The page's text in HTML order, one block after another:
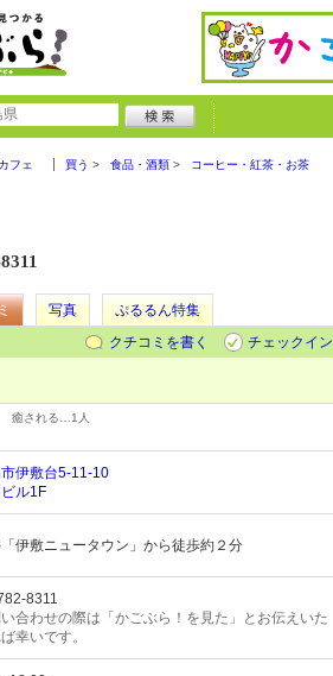
カフェ 買う 食品・酒類 コーヒー・紅茶・お茶
写真
ぷるるん特集
クチコミを書く
チェックイン
癒される… 1人
伊敷台5-11-10
ル1F
伊敷ニュータウン」から徒歩約２分
8311
合わせの際は「かごぶら！を見た」とお伝えいた
幸いです。